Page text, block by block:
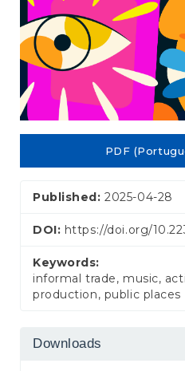
PDF
Published:2025-04-28
DOI: https://doi.org/
Keywords:
informal trade, music,
production, public places
Downloads